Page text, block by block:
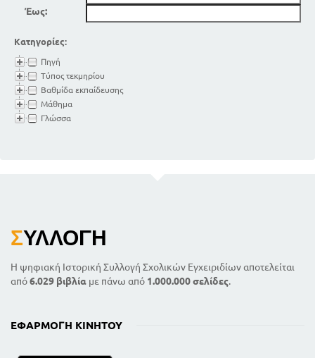
Έως:
Κατηγορίες:
Πηγή
Τύπος τεκμηρίου
Βαθμίδα εκπαίδευσης
Μάθημα
Γλώσσα
ΣΥΛΛΟΓΉ
Η ψηφιακή Ιστορική Συλλογή Σχολικών Εγχειριδίων αποτελείται
από6.029 βιβλία με πάνω από 1.000.000 σελίδες.
ΕΦΑΡΜΟΓΉ ΚΙΝΗΤΟΎ